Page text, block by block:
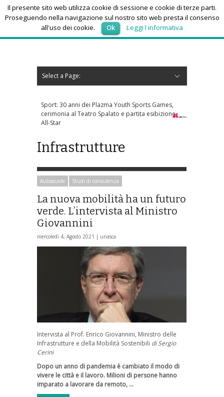
giovedì 6, Agosto 2026
Select a Page:
Sports Games,
e partita esibizione
Forza Italia, incontro tra Tajani e Marina
Berlusconi: faccia a faccia a fine mese
Infrastrutture
Autoscuole Studi di consulenza
La nuova mobilità ha un futuro
verde. L’intervista al Ministro
Giovannini
mercoledì 4, Agosto 2021 | unasca
Intervista al Prof. Enrico Giovannini, Ministro delle
Infrastrutture e della Mobilità Sostenibili di Sergio
Cerini
Dopo un anno di pandemia è cambiato il modo di
vivere le città e il lavoro. Milioni di persone hanno
imparato a lavorare da remoto, …
Il presente sito web utilizza cookie di sessione e cookie di terze parti.
Proseguendo nella navigazione sul nostro sito web presta il consenso
all'uso dei cookie.
Ok Leggi l informativa